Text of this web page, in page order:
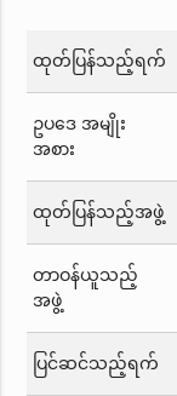
ထုတ်ပြန်သည့်ရက်
ဥပဒေ အမျိုး
အစား
ထုတ်ပြန်သည့်အဖွဲ့
တာဝန်ယူသည့်
အဖွဲ့
ပြင်ဆင်သည့်ရက်